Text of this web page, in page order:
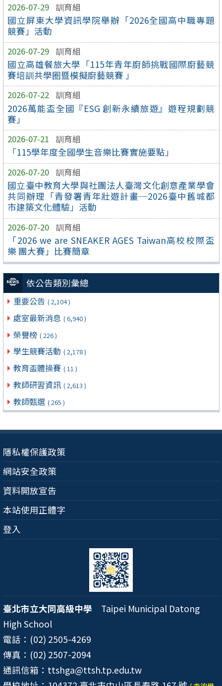
2026-07-29 訓育組
國立屏東大學資訊學院舉辦「2026全國高中職專題
競賽」活動
2026-07-29 訓育組
國立高雄餐旅大學「115年青年廚師挑戰國際廚藝競
賽培訓共學圈暨模擬廚藝競賽 」
2026-07-22 訓育組
2026萬能盃全國『ESG 創新永續旅遊』遊程規劃競
賽」
2026-07-21 訓育組
「115學年度全國學生音樂比賽實施要點」
2026-07-20 訓育組
國立臺中教育大學與社團法人臺灣文化創意產業學會
共同辦理「青發署青年壯遊計畫─2026臺中舊城都
市建築文化體驗」活動
2026-07-20 訓育組
「2026 we are SNEAKER AGES Taiwan高校校際盃
樂 團大賽」比賽簡章
依公告類別彙總
重要公告 ( 2,104 )
處室最新消息 ( 6,940 )
榮譽榜 ( 226 )
學生競賽活動 ( 2,178 )
教育盃體操賽 ( 11 )
教師研習資訊 ( 2,613 )
教師甄選 ( 265 )
隱私權保護政策
網站安全政策
資料開放宣告
本站使用正體字
登入
臺北市立大同高級中學 Taipei Municipal Datong
High School
電話：(02) 2505-4269
傳真：(02) 2507-2094
通訊信箱：ttshga@ttsh.tp.edu.tw